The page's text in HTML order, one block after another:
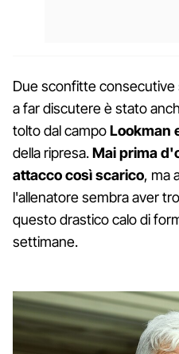
Due sconfitte consecutive
a far discutere è stato
tolto dal campoLookman
della ripresa.Mai prima
attacco così scarico, ma
l'allenatore sembra aver
questo drastico calo di
settimane.